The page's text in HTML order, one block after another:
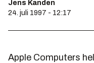
Jens Kanden
24. juli 1997 - 12:17
Apple Computers